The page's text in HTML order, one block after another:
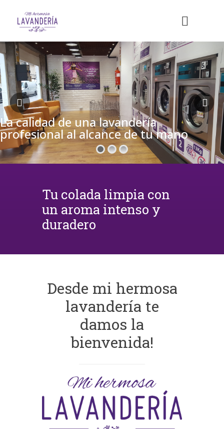
La calidad de una lavandería
profesional al alcance de tu mano
Tu colada limpia con
un aroma intenso y
duradero
Desde mi hermosa
lavandería te
damos la
bienvenida!